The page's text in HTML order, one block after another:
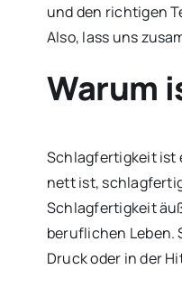
und den richtigen
Also, lass uns
Warum
Schlagfertigkeit ist
nett ist,
Schlagfertigkeit
beruflichen Leben.
Druck oder in der